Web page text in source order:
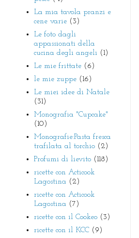
La mia tavola pranzi e
cene varie (3)
Le foto dagli
appassionati della
cucina degli angeli (1)
Le mie frittate (6)
le mie zuppe (16)
Le miei idee di Natale
(31)
Monografia "Cupcake"
(10)
Monografie:Pasta fresca
trafilata al torchio (2)
Profumi di lievito (118)
ricette con Acticook
Lagostina (2)
ricette con Acticook
Lagostina (7)
ricette con il Cookeo (3)
ricette con il KCC (9)